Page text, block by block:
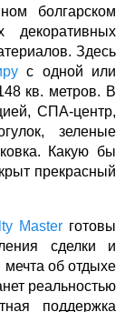
болгарском
декоративных
Здесь
с одной или
кв. метров. В
СПА-центр,
зеленые
Какую бы
прекрасный
Master готовы
сделки и
об отдыхе
реальностью
поддержка